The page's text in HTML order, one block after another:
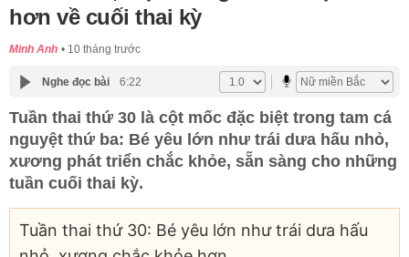
hơn về cuối thai kỳ
Minh Anh 10 tháng trước
Nghe đọc bài 6:22
Tuần thai thứ 30 là cột mốc đặc biệt trong tam cá
nguyệt thứ ba: Bé yêu lớn như trái dưa hấu nhỏ,
xương phát triển chắc khỏe, sẵn sàng cho những
tuần cuối thai kỳ.
Tuần thai thứ 30: Bé yêu lớn như trái dưa hấu